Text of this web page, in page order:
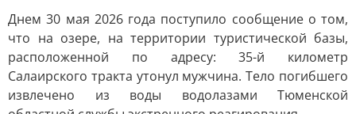
Днем 30 мая 2026 года поступило сообщение о том,
что на озере, на территории туристической базы,
расположенной по адресу: 35-й километр
Салаирского тракта утонул мужчина. Тело погибшего
извлечено из воды водолазами Тюменской